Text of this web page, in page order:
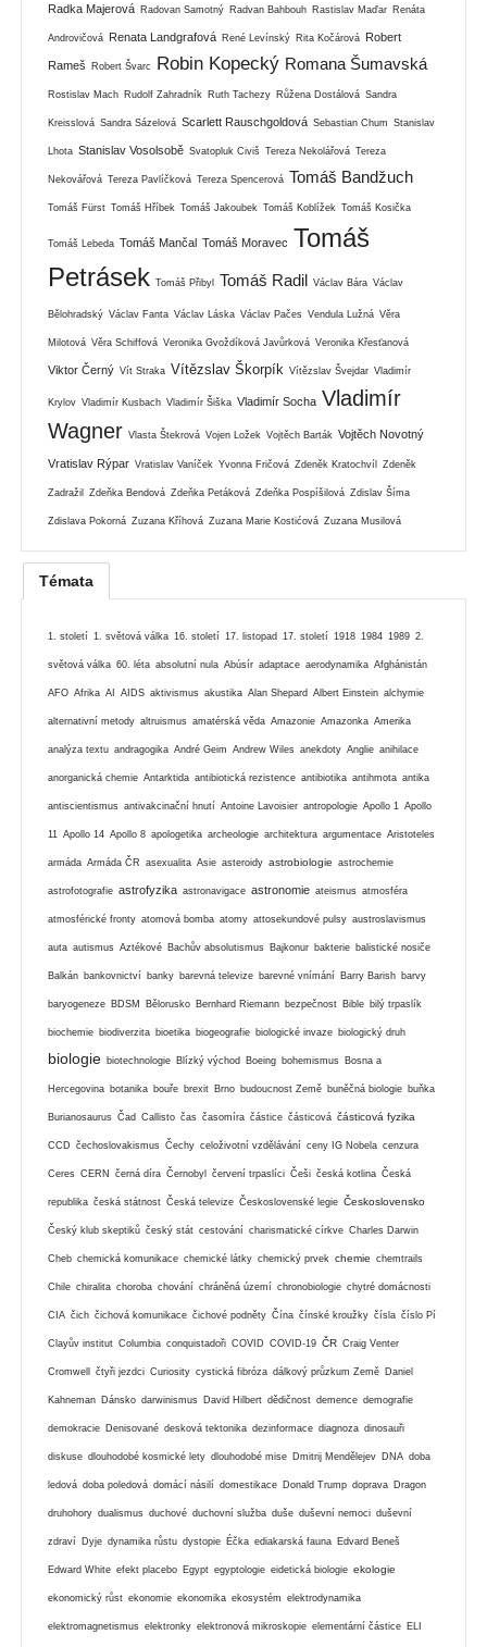
Radka Majerová Radovan Samotný Radvan Bahbouh Rastislav Maďar Renáta
Androvičová Renata Landgrafová René Levínský Rita Kočárová Robert
Rameš Robert Švarc Robin Kopecký Romana Šumavská
Rostislav Mach Rudolf Zahradník Ruth Tachezy Růžena Dostálová Sandra
Kreisslová Sandra Sázelová Scarlett Rauschgoldová Sebastian Chum Stanislav
Lhota Stanislav Vosolsobě Svatopluk Civiš Tereza Nekolářová Tereza
Nekovářová Tereza Pavlíčková Tereza Spencerová Tomáš Bandžuch
Tomáš Fürst Tomáš Hříbek Tomáš Jakoubek Tomáš Koblížek Tomáš Kosička
Tomáš Lebeda Tomáš Mančal Tomáš Moravec Tomáš
Petrásek Tomáš Přibyl Tomáš Radil Václav Bára Václav
Bělohradský Václav Fanta Václav Láska Václav Pačes Vendula Lužná Věra
Milotová Věra Schiffová Veronika Gvoždíková Javůrková Veronika Křesťanová
Viktor Černý Vít Straka Vítězslav Škorpík Vítězslav Švejdar Vladimír
Krylov Vladimír Kusbach Vladimír Šiška Vladimír Socha Vladimír
Wagner Vlasta Štekrová Vojen Ložek Vojtěch Barták Vojtěch Novotný
Vratislav Rýpar Vratislav Vaníček Yvonna Fričová Zdeněk Kratochvíl Zdeněk
Zadražil Zdeňka Bendová Zdeňka Petáková Zdeňka Pospíšilová Zdislav Šíma
Zdislava Pokorná Zuzana Kříhová Zuzana Marie Kostićová Zuzana Musilová
Témata
1. století 1. světová válka 16. století 17. listopad 17. století 1918 1984 1989 2.
světová válka 60. léta absolutní nula Abúsír adaptace aerodynamika Afghánistán
AFO Afrika AI AIDS aktivismus akustika Alan Shepard Albert Einstein alchymie
alternativní metody altruismus amatérská věda Amazonie Amazonka Amerika
analýza textu andragogika André Geim Andrew Wiles anekdoty Anglie anihilace
anorganická chemie Antarktida antibiotická rezistence antibiotika antihmota antika
antiscientismus antivakcinační hnutí Antoine Lavoisier antropologie Apollo 1 Apollo
11 Apollo 14 Apollo 8 apologetika archeologie architektura argumentace Aristoteles
armáda Armáda ČR asexualita Asie asteroidy astrobiologie astrochemie
astrofotografie astrofyzika astronavigace astronomie ateismus atmosféra
atmosférické fronty atomová bomba atomy attosekundové pulsy austroslavismus
auta autismus Aztékové Bachův absolutismus Bajkonur bakterie balistické nosiče
Balkán bankovnictví banky barevná televize barevné vnímání Barry Barish barvy
baryogeneze BDSM Bělorusko Bernhard Riemann bezpečnost Bible bilý trpaslík
biochemie biodiverzita bioetika biogeografie biologické invaze biologický druh
biologie biotechnologie Blízký východ Boeing bohemismus Bosna a
Hercegovina botanika bouře brexit Brno budoucnost Země buněčná biologie buňka
Burianosaurus Čad Callisto čas časomíra částice částicová částicová fyzika
CCD čechoslovakismus Čechy celoživotní vzdělávání ceny IG Nobela cenzura
Ceres CERN černá díra Černobyl červení trpaslíci Češi česká kotlina Česká
republika česká státnost Česká televize Československé legie Československo
Český klub skeptiků český stát cestování charismatické církve Charles Darwin
Cheb chemická komunikace chemické látky chemický prvek chemie chemtrails
Chile chiralita choroba chování chráněná území chronobiologie chytré domácnosti
CIA čich čichová komunikace čichové podněty Čína čínské kroužky čísla číslo Pí
Clayův institut Columbia conquistadoři COVID COVID-19 ČR Craig Venter
Cromwell čtyři jezdci Curiosity cystická fibróza dálkový průzkum Země Daniel
Kahneman Dánsko darwinismus David Hilbert dědičnost demence demografie
demokracie Denisované desková tektonika dezinformace diagnoza dinosauři
diskuse dlouhodobé kosmické lety dlouhodobé mise Dmitrij Mendělejev DNA doba
ledová doba poledová domácí násilí domestikace Donald Trump doprava Dragon
druhohory dualismus duchové duchovní služba duše duševní nemoci duševní
zdraví Dyje dynamika růstu dystopie Éčka ediakarská fauna Edvard Beneš
Edward White efekt placebo Egypt egyptologie eidetická biologie ekologie
ekonomický růst ekonomie ekonomika ekosystém elektrodynamika
elektromagnetismus elektronky elektronová mikroskopie elementární částice ELI